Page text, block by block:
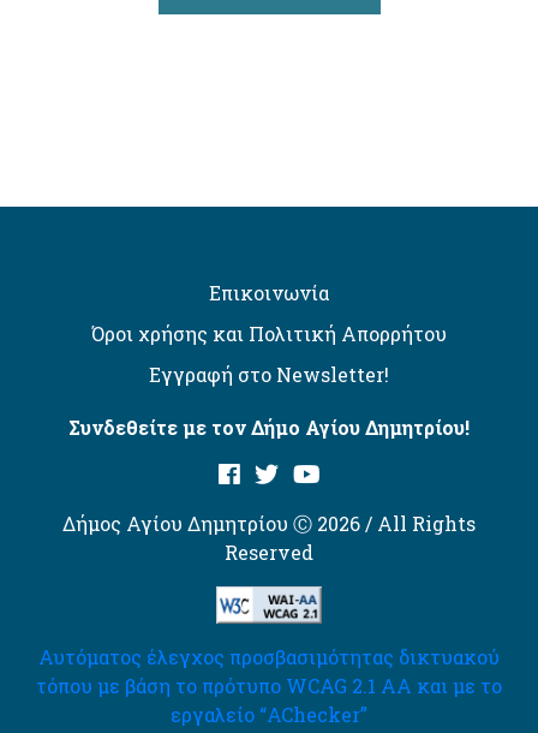
Επικοινωνία
Όροι χρήσης και Πολιτική Απορρήτου
Εγγραφή στο Newsletter!
Συνδεθείτε με τον Δήμο Αγίου Δημητρίου!
Δήμος Αγίου Δημητρίου Ⓒ 2026 / All Rights
Reserved
Αυτόματος έλεγχος προσβασιμότητας δικτυακού
τόπου με βάση το πρότυπο WCAG 2.1 AA και με το
εργαλείο “AChecker”